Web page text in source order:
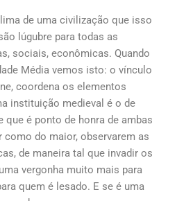
de uma civilização que isso
lúgubre para todas as
sociais, econômicas. Quando
Média vemos isto: o vínculo
coordena os elementos
instituição medieval é o de
que é ponto de honra de ambas
como do maior, observarem as
de maneira tal que invadir os
vergonha muito mais para
quem é lesado. E se é uma